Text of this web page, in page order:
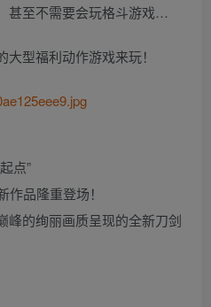
甚至不需要会玩格斗游戏…
型福利动作游戏来玩！
点”
品隆重登场！
峰的绚丽画质呈现的全新刀剑